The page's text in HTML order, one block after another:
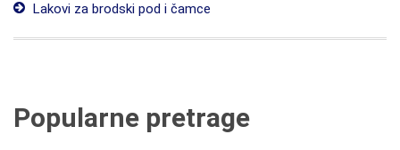
Lakovi za brodski pod i čamce
Popularne pretrage